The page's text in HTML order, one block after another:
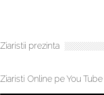
Ziaristii prezinta
Ziaristi Online pe You Tube